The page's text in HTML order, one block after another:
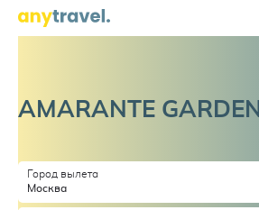
AMARANTE GARDEN
Город вылета
Москва